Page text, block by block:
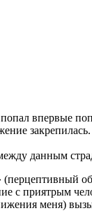
впервые
закрепилась.
между данным
с приятрым
меня)